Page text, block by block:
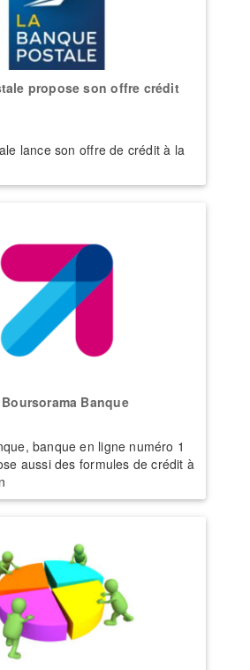
propose son offre crédit
lance son offre de crédit à la
Banque
banque en ligne numéro 1
aussi des formules de crédit à